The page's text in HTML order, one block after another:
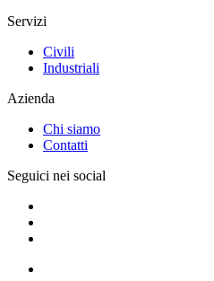
Servizi
Civili
Industriali
Azienda
Chi siamo
Contatti
Seguici nei social